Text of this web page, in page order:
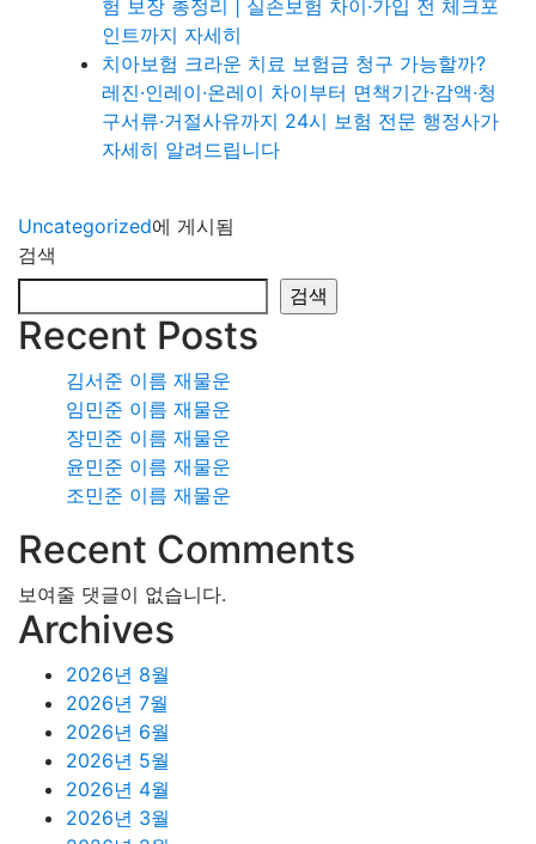
험 보장 총정리 | 실손보험 차이·가입 전 체크포
인트까지 자세히
치아보험 크라운 치료 보험금 청구 가능할까?
레진·인레이·온레이 차이부터 면책기간·감액·청
구서류·거절사유까지 24시 보험 전문 행정사가
자세히 알려드립니다
Uncategorized에 게시됨
검색
검색
Recent Posts
김서준 이름 재물운
임민준 이름 재물운
장민준 이름 재물운
윤민준 이름 재물운
조민준 이름 재물운
Recent Comments
보여줄 댓글이 없습니다.
Archives
2026년 8월
2026년 7월
2026년 6월
2026년 5월
2026년 4월
2026년 3월